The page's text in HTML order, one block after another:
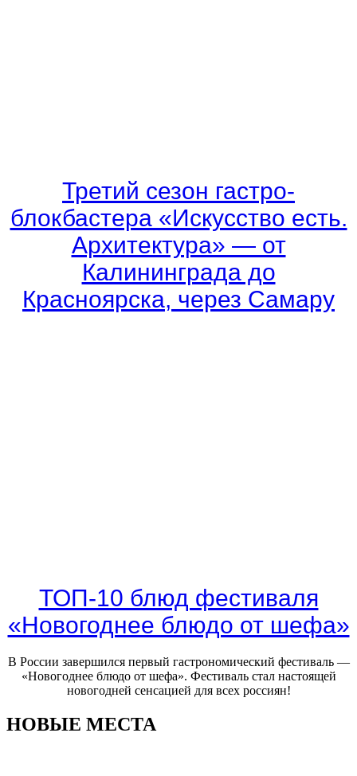
Третий сезон гастро-
блокбастера «Искусство есть.
Архитектура» — от
Калининграда до
Красноярска, через Самару
ТОП-10 блюд фестиваля
«Новогоднее блюдо от шефа»
В России завершился первый гастрономический фестиваль —
«Новогоднее блюдо от шефа». Фестиваль стал настоящей
новогодней сенсацией для всех россиян!
НОВЫЕ МЕСТА